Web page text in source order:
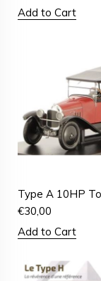
Add to Cart
Type A 10HP
€30,00
Add to Cart